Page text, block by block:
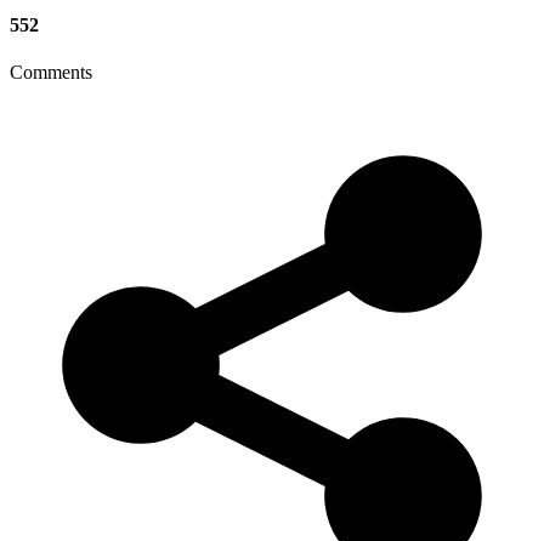
552
Comments